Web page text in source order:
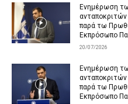
Ενημέρωση
παρά τω
Εκπρόσωπο
20/07/2026
Ενημέρωση
παρά τω
Εκπρόσωπο